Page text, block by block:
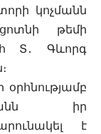
կոչմանն
թեմի
Տ․ Գևորգ
իր
է